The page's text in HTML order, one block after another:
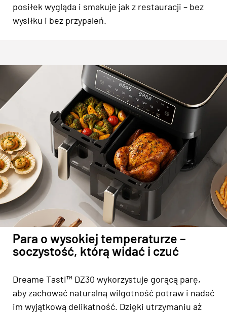
posiłek wygląda i smakuje jak z restauracji – bez
wysiłku i bez przypaleń.
Para o wysokiej temperaturze –
soczystość, którą widać i czuć
Dreame Tasti™ DZ30 wykorzystuje gorącą parę,
aby zachować naturalną wilgotność potraw i nadać
im wyjątkową delikatność. Dzięki utrzymaniu aż